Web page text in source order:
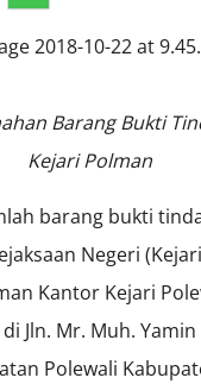
Barang Bukti
Kejari Polman
barang bukti
Negeri
Kantor Kejari
Jln. Mr. Muh.
Polewali